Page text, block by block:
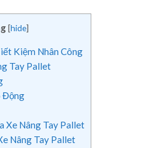
[hide]
Kiệm Nhân Công
Tay Pallet
Động
Xe Nâng Tay Pallet
Nâng Tay Pallet